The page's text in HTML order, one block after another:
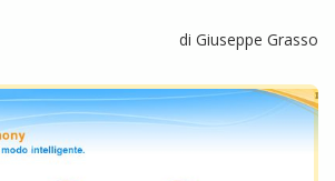
di Giuseppe Grasso